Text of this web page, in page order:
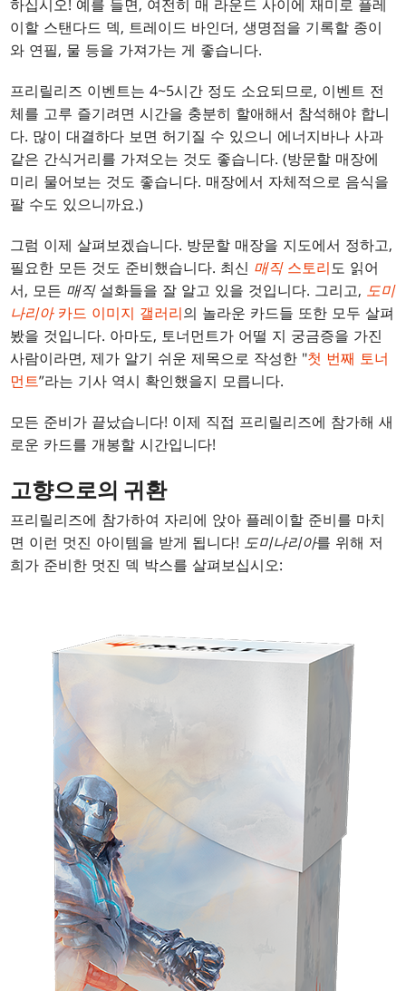
하십시오! 예를 들면, 여전히 매 라운드 사이에 재미로 플레
이할 스탠다드 덱, 트레이드 바인더, 생명점을 기록할 종이
와 연필, 물 등을 가져가는 게 좋습니다.
프리릴리즈 이벤트는 4~5시간 정도 소요되므로, 이벤트 전
체를 고루 즐기려면 시간을 충분히 할애해서 참석해야 합니
다. 많이 대결하다 보면 허기질 수 있으니 에너지바나 사과
같은 간식거리를 가져오는 것도 좋습니다. (방문할 매장에
미리 물어보는 것도 좋습니다. 매장에서 자체적으로 음식을
팔 수도 있으니까요.)
그럼 이제 살펴보겠습니다. 방문할 매장을 지도에서 정하고,
필요한 모든 것도 준비했습니다. 최신 매직스토리도 읽어
서, 모든 매직설화들을 잘 알고 있을 것입니다. 그리고, 도미
나리아카드 이미지 갤러리의 놀라운 카드들 또한 모두 살펴
봤을 것입니다. 아마도, 토너먼트가 어떨 지 궁금증을 가진
사람이라면, 제가 알기 쉬운 제목으로 작성한 "첫 번째 토너
먼트”라는 기사 역시 확인했을지 모릅니다.
모든 준비가 끝났습니다! 이제 직접 프리릴리즈에 참가해 새
로운 카드를 개봉할 시간입니다!
고향으로의 귀환
프리릴리즈에 참가하여 자리에 앉아 플레이할 준비를 마치
면 이런 멋진 아이템을 받게 됩니다! 도미나리아를 위해 저
희가 준비한 멋진 덱 박스를 살펴보십시오: